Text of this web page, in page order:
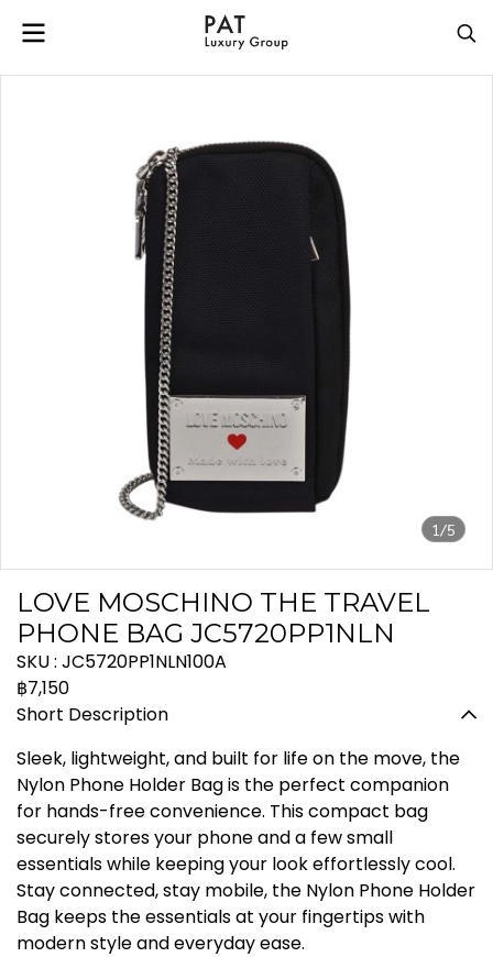
1/5
LOVE MOSCHINO THE TRAVEL
PHONE BAG JC5720PP1NLN
SKU : JC5720PP1NLN100A
฿7,150
Short Description
Sleek, lightweight, and built for life on the move, the
Nylon Phone Holder Bag is the perfect companion
for hands-free convenience. This compact bag
securely stores your phone and a few small
essentials while keeping your look effortlessly cool.
Stay connected, stay mobile, the Nylon Phone Holder
Bag keeps the essentials at your fingertips with
modern style and everyday ease.